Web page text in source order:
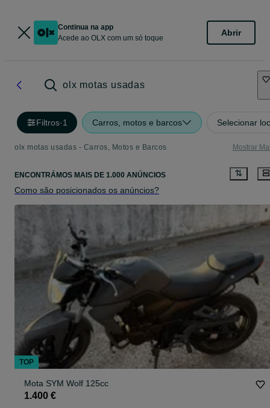
Continua na app
Acede ao OLX com um só toque
Abrir
olx motas usadas
Filtros·1 Carros, motos e barcos Selecionar
olx motas usadas - Carros, Motos e Barcos Mostrar
ENCONTRÁMOS MAIS DE 1.000 ANÚNCIOS
Como são posicionados os anúncios?
Mota SYM Wolf 125cc
1.400 €
TOP